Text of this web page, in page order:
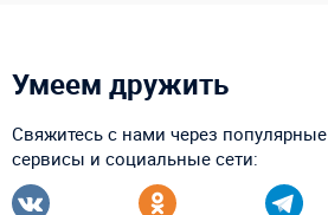
Умеем дружить
Свяжитесь с нами через популярные
сервисы и социальные сети: